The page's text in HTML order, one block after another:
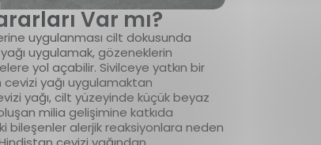
Var mı?
uygulanması cilt dokusunda
uygulamak, gözeneklerin
yol açabilir. Sivilceye yatkın bir
yağı uygulamaktan
yağı, cilt yüzeyinde küçük beyaz
milia gelişimine katkıda
bileşenler alerjik reaksiyonlara neden